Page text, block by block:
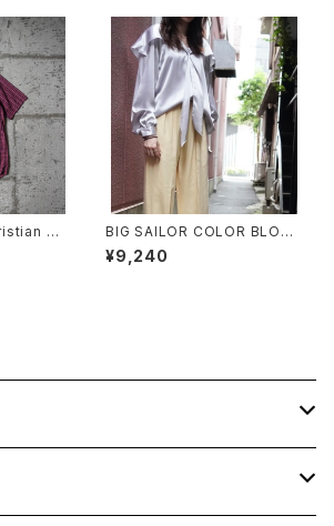
Di
BIG SAILOR COLOR BLOUS
E
¥9,240